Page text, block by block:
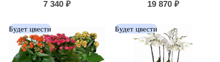
7 340 ₽ 19 870 ₽
Будет цвести Будет цвести